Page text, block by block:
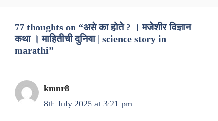
77 thoughts on “असे का होते ? । मजेशीर विज्ञान
कथा । माहितीची दुनिया | science story in
marathi”
kmnr8
8th July 2025 at 3:21 pm